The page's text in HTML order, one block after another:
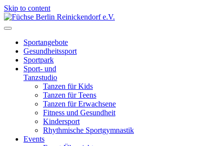
Skip to content
Sportangebote
Gesundheitssport
Sportpark
Sport- und
Tanzstudio
Tanzen für Kids
Tanzen für Teens
Tanzen für Erwachsene
Fitness und Gesundheit
Kindersport
Rhythmische Sportgymnastik
Events